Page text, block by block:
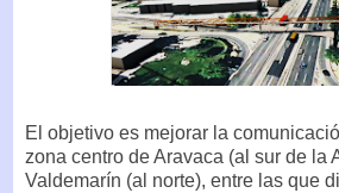
El objetivo es mejorar la
zona centro de Aravaca (al sur de la
Valdemarín (al norte), entre las que